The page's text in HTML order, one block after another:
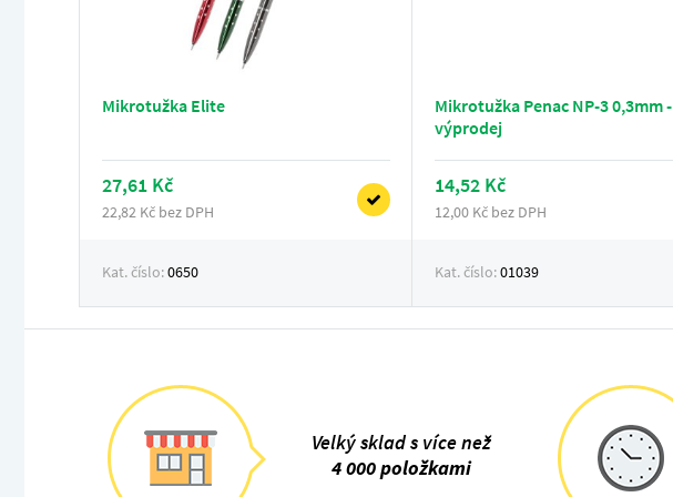
Mikrotužka Elite
27,61 Kč
22,82 Kč bez DPH
Kat. číslo:0650
Mikrotužka Penac NP-3 0,3mm -
výprodej
14,52 Kč
12,00 Kč bez DPH
Kat. číslo:01039
Velký sklad s více než
4 000 položkami